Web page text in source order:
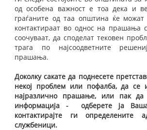
од особена важност е тоа дека и
граѓаните од таа општина ќе можат
контактираат во однос на прашања
соочуваат, да споделат тековен
трага по најсоодветните
прашања.
Доколку сакате да поднесете
некој проблем или пофалба, да се
најразлично прашање, или пак да
информација - одберете ја
контактирајте ги определените
службеници.